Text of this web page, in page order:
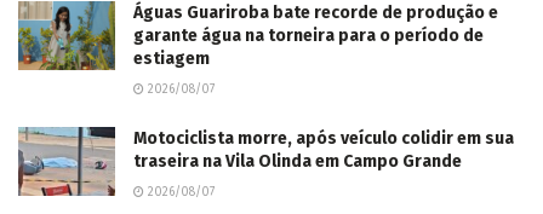
Águas Guariroba bate recorde de produção e
garante água na torneira para o período de
estiagem
2026/08/07
Motociclista morre, após veículo colidir em sua
traseira na Vila Olinda em Campo Grande
2026/08/07